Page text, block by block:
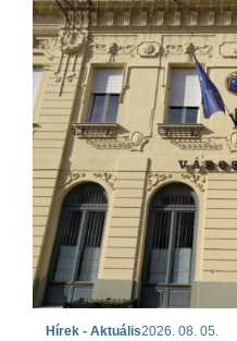
Hírek - Aktuális2026. 08. 05.